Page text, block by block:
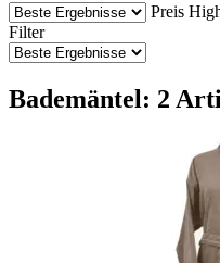
Preis
Filter
Bademäntel: 2